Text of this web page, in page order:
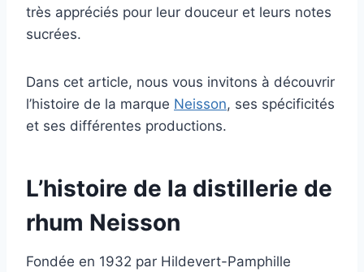
très appréciés pour leur douceur et leurs notes
sucrées.
Dans cet article, nous vous invitons à découvrir
l’histoire de la marque Neisson, ses spécificités
et ses différentes productions.
L’histoire de la distillerie de
rhum Neisson
Fondée en 1932 par Hildevert-Pamphille